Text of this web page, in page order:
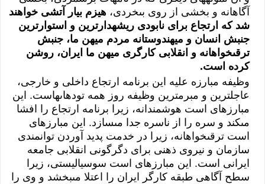
آگاهانه و بخشى‏‏ از روى‏‏ بى‏‏خردى‏‏، هيزم بيار آتشى‏‏ خواهند
شد كه ارتجاع براى‏‏ نابودى‏‏ ريشه‏دارترين و استوارترين
جنبش انسان و ميهن‏دوستانه مردم ميهن ما، جنبش
ترقى‏‏خواهانه و انقلابى‏‏ كارگرى‏‏ ميهن ما ايران، روشن
كرده است.
وظيفه مبارزه عليه اين برنامه ارتجاع داخلى‏‏ و خارجى‏‏،
عاجل‏ترين و مبرم‏ترين وظيفه روز همه توده‏اى‏‏هاست. اين
مبارزه‏اى‏‏ است هوشمندانه، زيرا برنامه ارتجاع را افشا
مى‏‏كند و سره را از ناسره جدا مى‏‏سازد. اين مبارزه‏اى‏‏
است ترقى‏‏خواهانه، زيرا در خدمت پديد آوردن توانمندى‏‏
سازمان و نيروى‏‏ ذهنى‏‏ براى‏‏ دگرگونى‏‏ انقلابى‏‏ جامعه
ايرانى‏‏ است. اين مبارزه‏اى‏‏ است سوسياليستى‏‏، زيرا
سطح آگاهى‏‏ طبقه كارگر ايران را اعتلا مى‏‏بخشد و وى‏‏ را